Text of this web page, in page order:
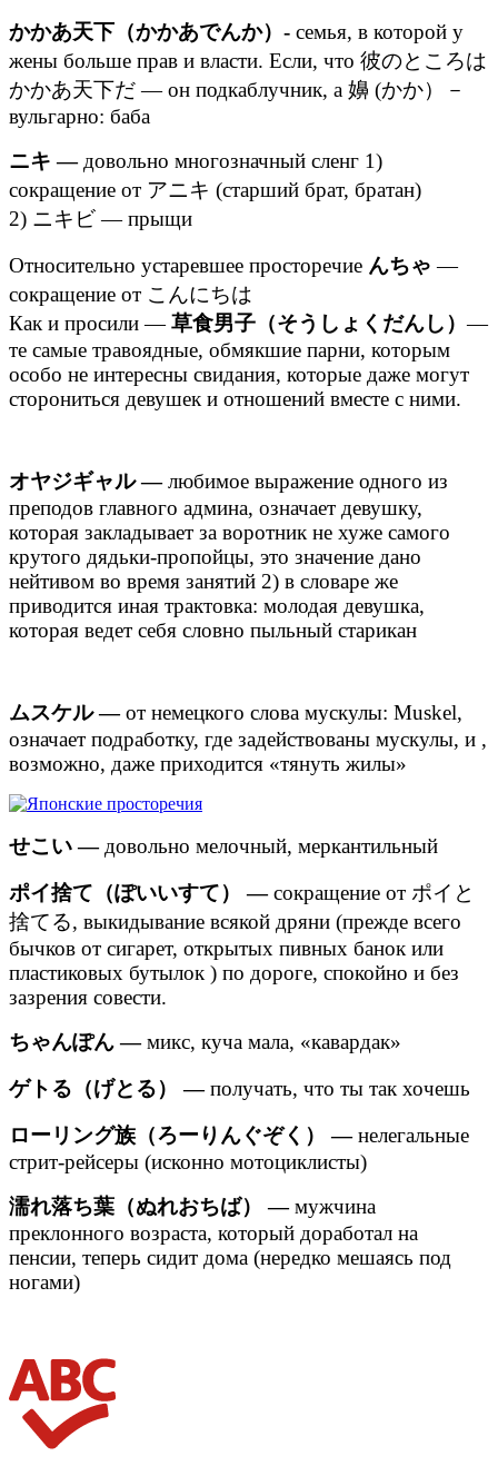
かかあ天下（かかあでんか）- семья, в которой у
жены больше прав и власти. Если, что 彼のところは
かかあ天下だ — он подкаблучник, а 嬶 (かか）－
вульгарно: баба
ニキ —довольно многозначный сленг 1)
сокращение от アニキ (старший брат, братан)
2) ニキビ — прыщи
Относительно устаревшее просторечие んちゃ —
сокращение от こんにちは
Как и просили —草食男子（そうしょくだんし）—
те самые травоядные, обмякшие парни, которым
особо не интересны свидания, которые даже могут
сторониться девушек и отношений вместе с ними.
オヤジギャル —любимое выражение одного из
преподов главного админа, означает девушку,
которая закладывает за воротник не хуже самого
крутого дядьки-пропойцы, это значение дано
нейтивом во время занятий 2) в словаре же
приводится иная трактовка: молодая девушка,
которая ведет себя словно пыльный старикан
ムスケル —от немецкого слова мускулы: Muskel,
означает подработку, где задействованы мускулы, и ,
возможно, даже приходится «тянуть жилы»
せこい —довольно мелочный, меркантильный
ポイ捨て（ぽいいすて） —сокращение от ポイと
捨てる, выкидывание всякой дряни (прежде всего
бычков от сигарет, открытых пивных банок или
пластиковых бутылок ) по дороге, спокойно и без
зазрения совести.
ちゃんぽん —микс, куча мала, «кавардак»
ゲトる（げとる） —получать, что ты так хочешь
ローリング族（ろーりんぐぞく） —нелегальные
стрит-рейсеры (исконно мотоциклисты)
濡れ落ち葉（ぬれおちば） —мужчина
преклонного возраста, который доработал на
пенсии, теперь сидит дома (нередко мешаясь под
ногами)